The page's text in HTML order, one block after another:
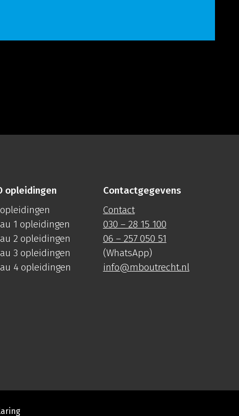
opleidingen
1 opleidingen
2 opleidingen
3 opleidingen
4 opleidingen
Contactgegevens
Contact
030 – 28 15 100
06 – 257 050 51
(WhatsApp)
info@mboutrecht.nl